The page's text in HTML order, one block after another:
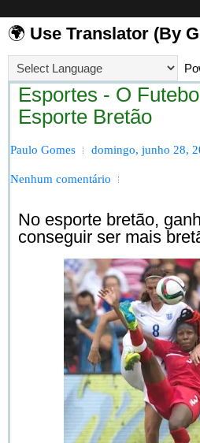
🌍 Use Translator (By
Esportes - O
Esporte Bretão
Paulo Gomes domingo, junho 28,
Nenhum comentário
No esporte bretão,
conseguir ser mais